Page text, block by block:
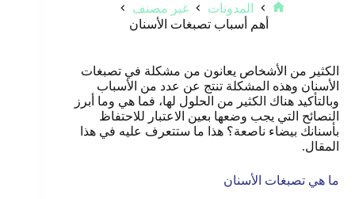
الرئيسية
المدونات
غير مصنف
أهم أسباب تصبغات الأسنان
الكثير من الأشخاص يعانون من مشكلة في تصبغات
الأسنان وهذه المشكلة تنتج عن عدد من الأسباب
وبالتأكيد هناك الكثير من الحلول لها، فما هي وما أبرز
النصائح التي يجب وضعها بعين الاعتبار للاحتفاظ
بأسنانك بيضاء ناصعة؟ هذا ما ستتعرف عليه في هذا
المقال.
ما هي تصبغات الأسنان